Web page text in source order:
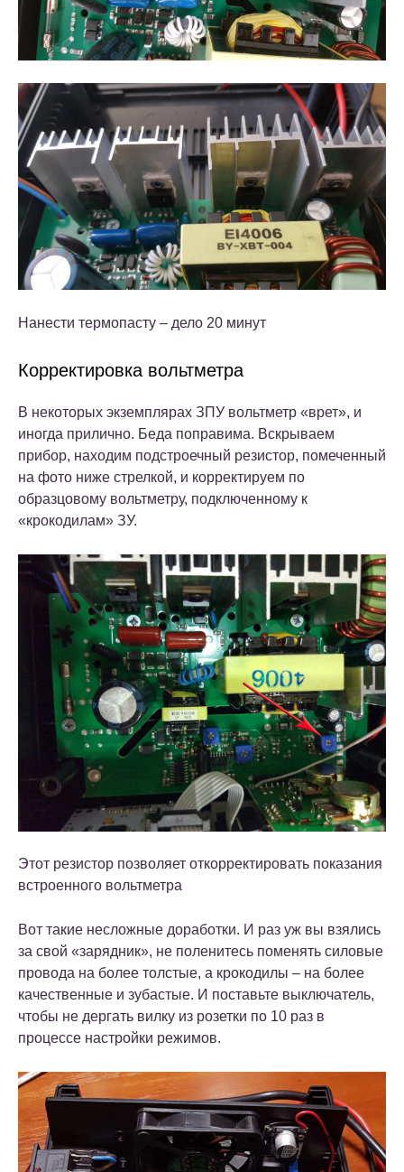
Нанести термопасту – дело 20 минут
Корректировка вольтметра
В некоторых экземплярах ЗПУ вольтметр «врет», и
иногда прилично. Беда поправима. Вскрываем
прибор, находим подстроечный резистор, помеченный
на фото ниже стрелкой, и корректируем по
образцовому вольтметру, подключенному к
«крокодилам» ЗУ.
Этот резистор позволяет откорректировать показания
встроенного вольтметра
Вот такие несложные доработки. И раз уж вы взялись
за свой «зарядник», не поленитесь поменять силовые
провода на более толстые, а крокодилы – на более
качественные и зубастые. И поставьте выключатель,
чтобы не дергать вилку из розетки по 10 раз в
процессе настройки режимов.